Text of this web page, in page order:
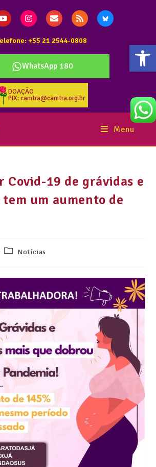
+55 21 2544-0808
WhatsApp 180
DOAÇÃO
PIX: camtra@camtra.org.br
Menu
Covid-19 de grávidas e
um aumento de
Notícias